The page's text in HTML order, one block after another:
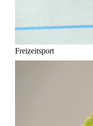
Freizeitsport